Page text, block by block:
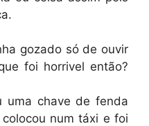
gozado só de ouvir
foi horrivel então?
uma chave de fenda
num táxi e foi